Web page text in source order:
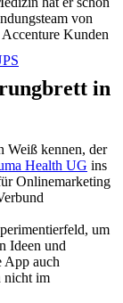
von
Kunden
in
Weiß kennen, der
Health UG ins
Onlinemarketing
um
Ideen und
App auch
nicht im